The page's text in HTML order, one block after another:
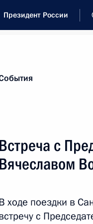
Президент России
Новости
Послания Федеральному
Заявления по важнейшим
Речи и обращения
Встреча с
Вячеславом
ходе поездки в
с